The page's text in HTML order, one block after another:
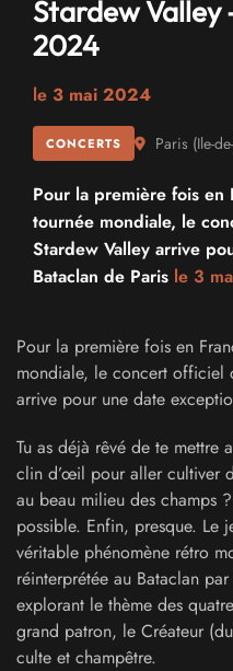
Stardew Valley
2024
le 3 mai 2024
CONCERTS Paris (Ile-
Pour la première fois en
tournée mondiale, le
Stardew Valley arrive
Bataclan de Paris le 3
Pour la première fois en
mondiale, le concert officiel
arrive pour une date
Tu as déjà rêvé de te mettre
clin d’œil pour aller cultiver
au beau milieu des champs
possible. Enfin, presque. Le
véritable phénomène rétro
réinterprétée au Bataclan
explorant le thème des
grand patron, le Créateur
culte et champêtre.